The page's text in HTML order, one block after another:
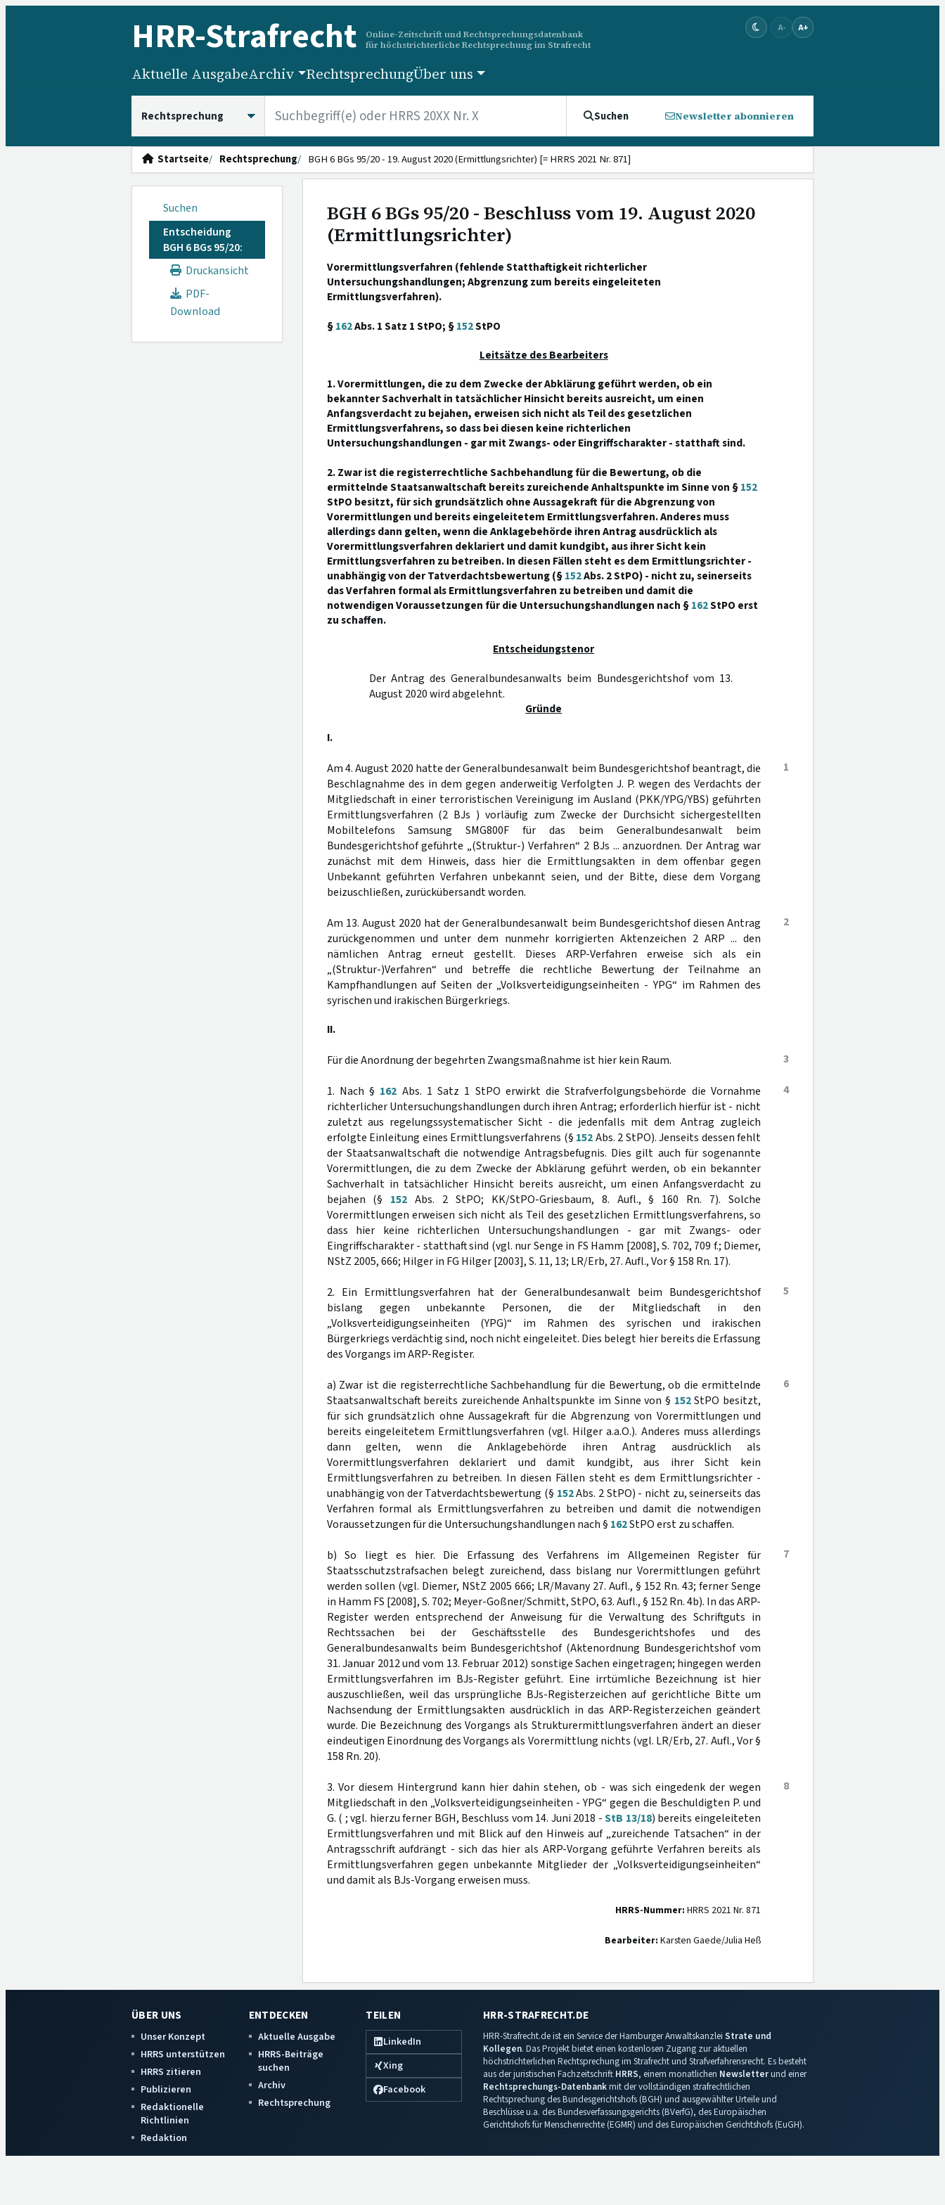
HRR-Strafrecht
Online-Zeitschrift und Rechtsprechungsdatenbank
für höchstrichterliche Rechtsprechung im Strafrecht
A- A+
Aktuelle AusgabeArchiv RechtsprechungÜber uns
Suchen Newsletter abonnieren
Startseite Rechtsprechung BGH 6 BGs 95/20 - 19. August 2020 (Ermittlungsrichter) [= HRRS 2021 Nr. 871]
Suchen
Entscheidung
BGH 6 BGs 95/20:
Druckansicht
PDF-
Download
BGH 6 BGs 95/20 - Beschluss vom 19. August 2020
(Ermittlungsrichter)
Vorermittlungsverfahren (fehlende Statthaftigkeit richterlicher
Untersuchungshandlungen; Abgrenzung zum bereits eingeleiteten
Ermittlungsverfahren).
§162Abs. 1 Satz 1 StPO; §152StPO
Leitsätze des Bearbeiters
1. Vorermittlungen, die zu dem Zwecke der Abklärung geführt werden, ob ein
bekannter Sachverhalt in tatsächlicher Hinsicht bereits ausreicht, um einen
Anfangsverdacht zu bejahen, erweisen sich nicht als Teil des gesetzlichen
Ermittlungsverfahrens, so dass bei diesen keine richterlichen
Untersuchungshandlungen - gar mit Zwangs- oder Eingriffscharakter - statthaft sind.
2. Zwar ist die registerrechtliche Sachbehandlung für die Bewertung, ob die
ermittelnde Staatsanwaltschaft bereits zureichende Anhaltspunkte im Sinne von §152
StPO besitzt, für sich grundsätzlich ohne Aussagekraft für die Abgrenzung von
Vorermittlungen und bereits eingeleitetem Ermittlungsverfahren. Anderes muss
allerdings dann gelten, wenn die Anklagebehörde ihren Antrag ausdrücklich als
Vorermittlungsverfahren deklariert und damit kundgibt, aus ihrer Sicht kein
Ermittlungsverfahren zu betreiben. In diesen Fällen steht es dem Ermittlungsrichter -
unabhängig von der Tatverdachtsbewertung (§152Abs. 2 StPO) - nicht zu, seinerseits
das Verfahren formal als Ermittlungsverfahren zu betreiben und damit die
notwendigen Voraussetzungen für die Untersuchungshandlungen nach §162StPO erst
zu schaffen.
Entscheidungstenor
Der Antrag des Generalbundesanwalts beim Bundesgerichtshof vom 13.
August 2020 wird abgelehnt.
Gründe
I.
1
Am 4. August 2020 hatte der Generalbundesanwalt beim Bundesgerichtshof beantragt, die
Beschlagnahme des in dem gegen anderweitig Verfolgten J. P. wegen des Verdachts der
Mitgliedschaft in einer terroristischen Vereinigung im Ausland (PKK/YPG/YBS) geführten
Ermittlungsverfahren (2 BJs ) vorläufig zum Zwecke der Durchsicht sichergestellten
Mobiltelefons Samsung SMG800F für das beim Generalbundesanwalt beim
Bundesgerichtshof geführte „(Struktur-) Verfahren“ 2 BJs ... anzuordnen. Der Antrag war
zunächst mit dem Hinweis, dass hier die Ermittlungsakten in dem offenbar gegen
Unbekannt geführten Verfahren unbekannt seien, und der Bitte, diese dem Vorgang
beizuschließen, zurückübersandt worden.
2
Am 13. August 2020 hat der Generalbundesanwalt beim Bundesgerichtshof diesen Antrag
zurückgenommen und unter dem nunmehr korrigierten Aktenzeichen 2 ARP ... den
nämlichen Antrag erneut gestellt. Dieses ARP-Verfahren erweise sich als ein
„(Struktur-)Verfahren“ und betreffe die rechtliche Bewertung der Teilnahme an
Kampfhandlungen auf Seiten der „Volksverteidigungseinheiten - YPG“ im Rahmen des
syrischen und irakischen Bürgerkriegs.
II.
3
Für die Anordnung der begehrten Zwangsmaßnahme ist hier kein Raum.
4
1. Nach § 162 Abs. 1 Satz 1 StPO erwirkt die Strafverfolgungsbehörde die Vornahme
richterlicher Untersuchungshandlungen durch ihren Antrag; erforderlich hierfür ist - nicht
zuletzt aus regelungssystematischer Sicht - die jedenfalls mit dem Antrag zugleich
erfolgte Einleitung eines Ermittlungsverfahrens (§ 152Abs. 2 StPO). Jenseits dessen fehlt
der Staatsanwaltschaft die notwendige Antragsbefugnis. Dies gilt auch für sogenannte
Vorermittlungen, die zu dem Zwecke der Abklärung geführt werden, ob ein bekannter
Sachverhalt in tatsächlicher Hinsicht bereits ausreicht, um einen Anfangsverdacht zu
bejahen (§ 152 Abs. 2 StPO; KK/StPO-Griesbaum, 8. Aufl., § 160 Rn. 7). Solche
Vorermittlungen erweisen sich nicht als Teil des gesetzlichen Ermittlungsverfahrens, so
dass hier keine richterlichen Untersuchungshandlungen - gar mit Zwangs- oder
Eingriffscharakter - statthaft sind (vgl. nur Senge in FS Hamm [2008], S. 702, 709 f.; Diemer,
NStZ 2005, 666; Hilger in FG Hilger [2003], S. 11, 13; LR/Erb, 27. Aufl., Vor § 158 Rn. 17).
5
2. Ein Ermittlungsverfahren hat der Generalbundesanwalt beim Bundesgerichtshof
bislang gegen unbekannte Personen, die der Mitgliedschaft in den
„Volksverteidigungseinheiten (YPG)“ im Rahmen des syrischen und irakischen
Bürgerkriegs verdächtig sind, noch nicht eingeleitet. Dies belegt hier bereits die Erfassung
des Vorgangs im ARP-Register.
6
a) Zwar ist die registerrechtliche Sachbehandlung für die Bewertung, ob die ermittelnde
Staatsanwaltschaft bereits zureichende Anhaltspunkte im Sinne von § 152StPO besitzt,
für sich grundsätzlich ohne Aussagekraft für die Abgrenzung von Vorermittlungen und
bereits eingeleitetem Ermittlungsverfahren (vgl. Hilger a.a.O.). Anderes muss allerdings
dann gelten, wenn die Anklagebehörde ihren Antrag ausdrücklich als
Vorermittlungsverfahren deklariert und damit kundgibt, aus ihrer Sicht kein
Ermittlungsverfahren zu betreiben. In diesen Fällen steht es dem Ermittlungsrichter -
unabhängig von der Tatverdachtsbewertung (§ 152Abs. 2 StPO) - nicht zu, seinerseits das
Verfahren formal als Ermittlungsverfahren zu betreiben und damit die notwendigen
Voraussetzungen für die Untersuchungshandlungen nach § 162StPO erst zu schaffen.
7
b) So liegt es hier. Die Erfassung des Verfahrens im Allgemeinen Register für
Staatsschutzstrafsachen belegt zureichend, dass bislang nur Vorermittlungen geführt
werden sollen (vgl. Diemer, NStZ 2005 666; LR/Mavany 27. Aufl., § 152 Rn. 43; ferner Senge
in Hamm FS [2008], S. 702; Meyer-Goßner/Schmitt, StPO, 63. Aufl., § 152 Rn. 4b). In das ARP-
Register werden entsprechend der Anweisung für die Verwaltung des Schriftguts in
Rechtssachen bei der Geschäftsstelle des Bundesgerichtshofes und des
Generalbundesanwalts beim Bundesgerichtshof (Aktenordnung Bundesgerichtshof vom
31. Januar 2012 und vom 13. Februar 2012) sonstige Sachen eingetragen; hingegen werden
Ermittlungsverfahren im BJs-Register geführt. Eine irrtümliche Bezeichnung ist hier
auszuschließen, weil das ursprüngliche BJs-Registerzeichen auf gerichtliche Bitte um
Nachsendung der Ermittlungsakten ausdrücklich in das ARP-Registerzeichen geändert
wurde. Die Bezeichnung des Vorgangs als Strukturermittlungsverfahren ändert an dieser
eindeutigen Einordnung des Vorgangs als Vorermittlung nichts (vgl. LR/Erb, 27. Aufl., Vor §
158 Rn. 20).
8
3. Vor diesem Hintergrund kann hier dahin stehen, ob - was sich eingedenk der wegen
Mitgliedschaft in den „Volksverteidigungseinheiten - YPG“ gegen die Beschuldigten P. und
G. ( ; vgl. hierzu ferner BGH, Beschluss vom 14. Juni 2018 -StB 13/18) bereits eingeleiteten
Ermittlungsverfahren und mit Blick auf den Hinweis auf „zureichende Tatsachen“ in der
Antragsschrift aufdrängt - sich das hier als ARP-Vorgang geführte Verfahren bereits als
Ermittlungsverfahren gegen unbekannte Mitglieder der „Volksverteidigungseinheiten“
und damit als BJs-Vorgang erweisen muss.
HRRS-Nummer: HRRS 2021 Nr. 871
Bearbeiter: Karsten Gaede/Julia Heß
ÜBER UNS
Unser Konzept
HRRS unterstützen
HRRS zitieren
Publizieren
Redaktionelle
Richtlinien
Redaktion
ENTDECKEN
Aktuelle Ausgabe
HRRS-Beiträge
suchen
Archiv
Rechtsprechung
TEILEN
LinkedIn
Xing
Facebook
HRR-STRAFRECHT.DE
HRR-Strafrecht.de ist ein Service der Hamburger Anwaltskanzlei Strate und
Kollegen. Das Projekt bietet einen kostenlosen Zugang zur aktuellen
höchstrichterlichen Rechtsprechung im Strafrecht und Strafverfahrensrecht. Es besteht
aus der juristischen Fachzeitschrift HRRS, einem monatlichen Newsletterund einer
Rechtsprechungs-Datenbankmit der vollständigen strafrechtlichen
Rechtsprechung des Bundesgerichtshofs (BGH) und ausgewählter Urteile und
Beschlüsse u.a. des Bundesverfassungsgerichts (BVerfG), des Europäischen
Gerichtshofs für Menschenrechte (EGMR) und des Europäischen Gerichtshofs (EuGH).